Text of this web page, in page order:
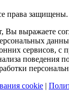
права защищены.
Вы выражаете
сервисов, с
поведения
cookie |